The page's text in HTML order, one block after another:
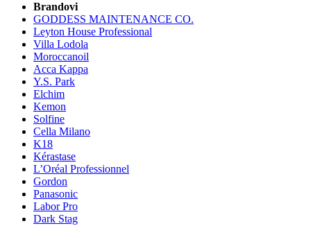
Brandovi
GODDESS MAINTENANCE CO.
Leyton House Professional
Villa Lodola
Moroccanoil
Acca Kappa
Y.S. Park
Elchim
Kemon
Solfine
Cella Milano
K18
Kérastase
L’Oréal Professionnel
Gordon
Panasonic
Labor Pro
Dark Stag